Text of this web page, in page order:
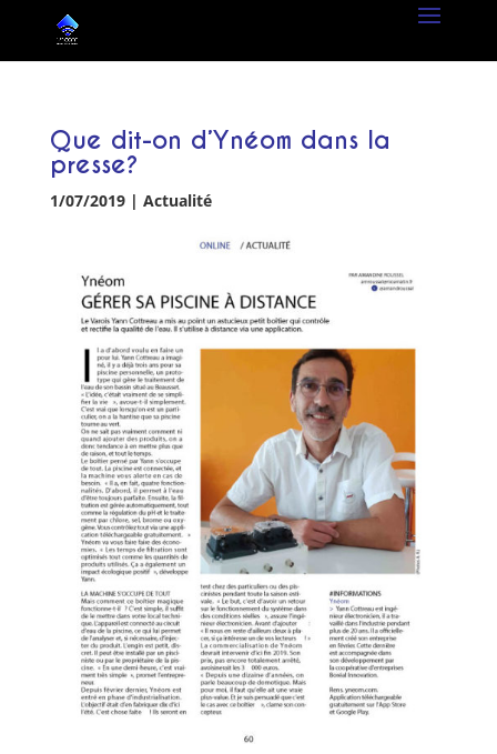
Que dit-on d’Ynéom dans la
presse?
1/07/2019| Actualité